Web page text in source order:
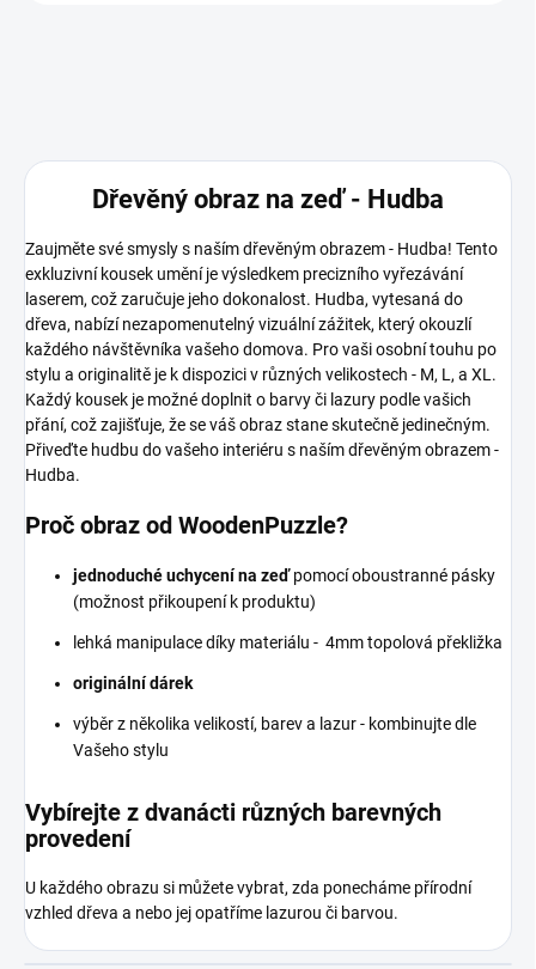
Dřevěný obraz na zeď - Hudba
Zaujměte své smysly s naším dřevěným obrazem - Hudba! Tento
exkluzivní kousek umění je výsledkem precizního vyřezávání
laserem, což zaručuje jeho dokonalost. Hudba, vytesaná do
dřeva, nabízí nezapomenutelný vizuální zážitek, který okouzlí
každého návštěvníka vašeho domova. Pro vaši osobní touhu po
stylu a originalitě je k dispozici v různých velikostech - M, L, a XL.
Každý kousek je možné doplnit o barvy či lazury podle vašich
přání, což zajišťuje, že se váš obraz stane skutečně jedinečným.
Přiveďte hudbu do vašeho interiéru s naším dřevěným obrazem -
Hudba.
Proč obraz od WoodenPuzzle?
jednoduché uchycení na zeďpomocí oboustranné pásky
(možnost přikoupení k produktu)
lehká manipulace díky materiálu - 4mm topolová překližka
originální dárek
výběr z několika velikostí, barev a lazur - kombinujte dle
Vašeho stylu
Vybírejte z dvanácti různých barevných
provedení
U každého obrazu si můžete vybrat, zda ponecháme přírodní
vzhled dřeva a nebo jej opatříme lazurou či barvou.